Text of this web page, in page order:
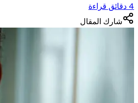
4 دقائق قراءة
شارك المقال